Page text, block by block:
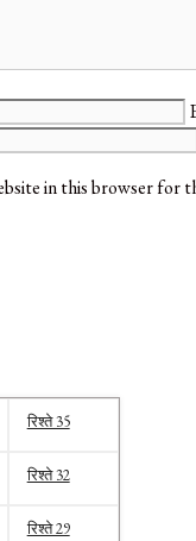
in this browser for
रिश्ते 35
रिश्ते 32
रिश्ते 29